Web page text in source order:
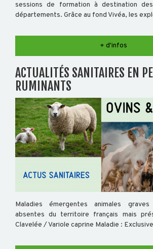
sessions de formation à destination
départements. Grâce au fond Vivéa, les
+ d'infos
ACTUALITÉS SANITAIRES EN
RUMINANTS
Maladies émergentes animales
absentes du territoire français mais
Clavelée / Variole caprine Maladie :